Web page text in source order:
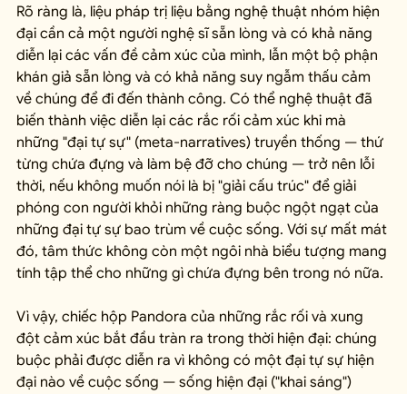
Rõ ràng là, liệu pháp trị liệu bằng nghệ thuật nhóm hiện
đại cần cả một người nghệ sĩ sẵn lòng và có khả năng
diễn lại các vấn đề cảm xúc của mình, lẫn một bộ phận
khán giả sẵn lòng và có khả năng suy ngẫm thấu cảm
về chúng để đi đến thành công. Có thể nghệ thuật đã
biến thành việc diễn lại các rắc rối cảm xúc khi mà
những "đại tự sự" (meta-narratives) truyền thống — thứ
từng chứa đựng và làm bệ đỡ cho chúng — trở nên lỗi
thời, nếu không muốn nói là bị "giải cấu trúc" để giải
phóng con người khỏi những ràng buộc ngột ngạt của
những đại tự sự bao trùm về cuộc sống. Với sự mất mát
đó, tâm thức không còn một ngôi nhà biểu tượng mang
tính tập thể cho những gì chứa đựng bên trong nó nữa.
Vì vậy, chiếc hộp Pandora của những rắc rối và xung
đột cảm xúc bắt đầu tràn ra trong thời hiện đại: chúng
buộc phải được diễn ra vì không có một đại tự sự hiện
đại nào về cuộc sống — sống hiện đại ("khai sáng")